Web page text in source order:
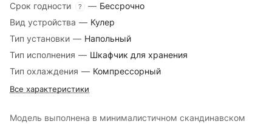
Срок годности ? — Бессрочно
Вид устройства — Кулер
Тип установки — Напольный
Тип исполнения — Шкафчик для хранения
Тип охлаждения — Компрессорный
Все характеристики
Модель выполнена в минималистичном скандинавском